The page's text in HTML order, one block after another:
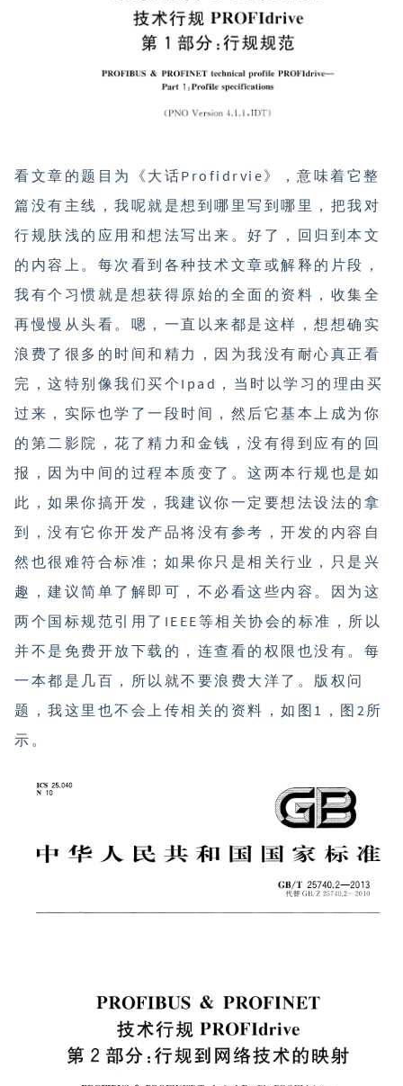
看文章的题目为《大话Profidrvie》，意味着它整
篇没有主线，我呢就是想到哪里写到哪里，把我对
行规肤浅的应用和想法写出来。好了，回归到本文
的内容上。每次看到各种技术文章或解释的片段，
我有个习惯就是想获得原始的全面的资料，收集全
再慢慢从头看。嗯，一直以来都是这样，想想确实
浪费了很多的时间和精力，因为我没有耐心真正看
完，这特别像我们买个Ipad，当时以学习的理由买
过来，实际也学了一段时间，然后它基本上成为你
的第二影院，花了精力和金钱，没有得到应有的回
报，因为中间的过程本质变了。这两本行规也是如
此，如果你搞开发，我建议你一定要想法设法的拿
到，没有它你开发产品将没有参考，开发的内容自
然也很难符合标准；如果你只是相关行业，只是兴
趣，建议简单了解即可，不必看这些内容。因为这
两个国标规范引用了IEEE等相关协会的标准，所以
并不是免费开放下载的，连查看的权限也没有。每
一本都是几百，所以就不要浪费大洋了。版权问
题，我这里也不会上传相关的资料，如图1，图2所
示。